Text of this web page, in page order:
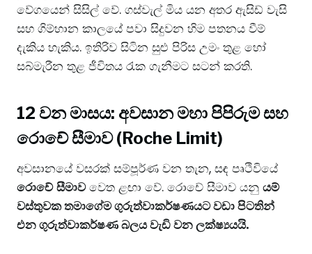
වේගයෙන් සිසිල් වේ. ගස්වැල් මිය යන අතර ඇසිඩ් වැසි
සහ ගිම්හාන කාලයේ පවා සිදුවන හිම පතනය වීම්
දැකිය හැකිය. ඉතිරිව සිටින සුළු පිරිස උමං තුළ හෝ
සබ්මැරීන තුළ ජීවිතය රැක ගැනීමට සටන් කරති.
12 වන මාසය: අවසාන මහා පිපිරුම සහ
රොචේ සීමාව (Roche Limit)
අවසානයේ වසරක් සම්පූර්ණ වන තැන, සඳ පෘථිවියේ
රොචේ සීමාවවෙත ළඟා වේ. රොචේ සීමාව යනු යම්
වස්තුවක තමාගේම ගුරුත්වාකර්ෂණයට වඩා පිටතින්
එන ගුරුත්වාකර්ෂණ බලය වැඩි වන ලක්ෂ්‍යයයි.